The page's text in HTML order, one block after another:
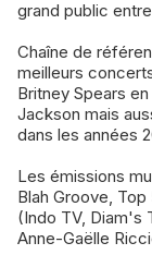
grand public
Chaîne de
meilleurs
Britney Spears
Jackson mais
dans les années
Les émissions
Blah Groove,
(Indo TV, Diam's
Anne-Gaëlle